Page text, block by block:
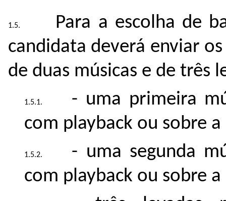
Para a escolha de
candidata deverá enviar
de duas músicas e de três
- uma primeira
com playback ou sobre
- uma segunda
com playback ou sobre